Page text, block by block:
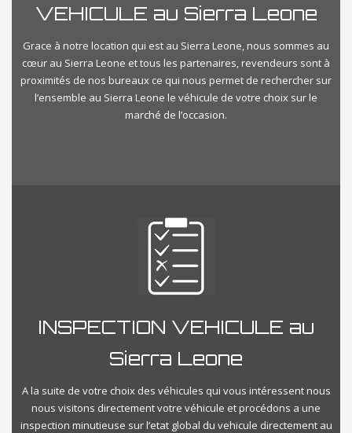
VEHICULE au Sierra Leone
Grace à notre location qui est au Sierra Leone, nous sommes au
cœur au Sierra Leone et tous les partenaires, revendeurs sont à
proximités de nos bureaux ce qui nous permet de rechercher sur
l’ensemble au Sierra Leone le véhicule de votre choix sur le
marché de l’occasion.
INSPECTION VEHICULE au
Sierra Leone
A la suite de votre choix des véhicules qui vous intéressent nous
nous visitons directement votre véhicule et procédons a une
inspection minutieuse sur l’etat global du vehicule directement au